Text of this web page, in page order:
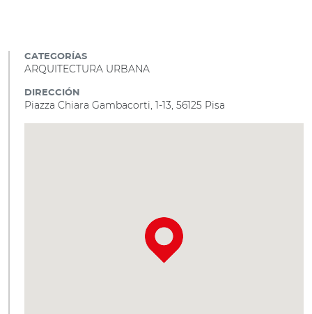
CATEGORÍAS
ARQUITECTURA URBANA
DIRECCIÓN
Piazza Chiara Gambacorti, 1-13, 56125 Pisa